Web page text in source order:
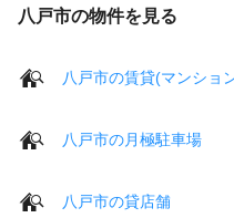
八戸市の物件を見る
八戸市の賃貸(マンショ
八戸市の月極駐車場
八戸市の貸店舗